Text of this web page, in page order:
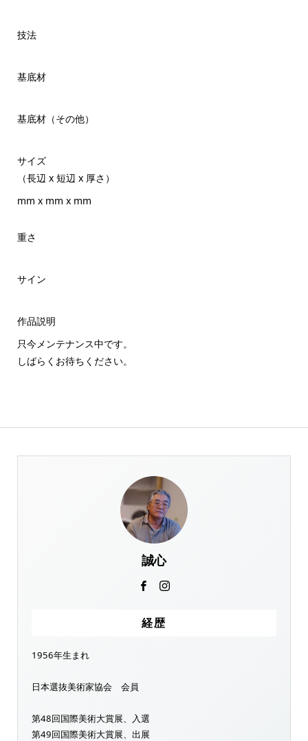
技法
基底材
基底材（その他）
サイズ
（長辺 x 短辺 x 厚さ）
mm x mm x mm
重さ
サイン
作品説明
只今メンテナンス中です。
しばらくお待ちください。
誠心
経歴
1956年生まれ
日本選抜美術家協会 会員
第48回国際美術大賞展、入選
第49回国際美術大賞展、出展